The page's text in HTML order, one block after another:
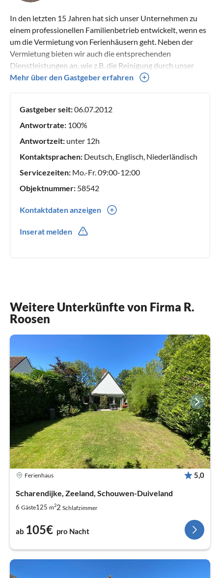
In den letzten 15 Jahren hat sich unser Unternehmen zu
einem professionellen Familienbetrieb entwickelt, wenn es
um die Vermietung von Ferienhäusern geht. Neben der
Vermietung bieten wir auch die entsprechenden
Dienstleistungen an, wie z.B. die Reinigung durch unser
eigenes Personal und wir sind immer in Bereitschaft, wenn
Gäste bei uns wohlfühlen!
Mehr über den Gastgeber erfahren
Gastgeber seit:06.07.2012
Antwortrate: 100%
Antwortzeit: unter 12h
Kontaktsprachen: Deutsch, Englisch, Niederländisch
Servicezeiten: Mo.-Fr. 09:00-12:00
Objektnummer: 58542
Kontaktdaten anzeigen
Inserat melden
Weitere Unterkünfte von Firma R.
Roosen
Ferienhaus 5,0
Scharendijke, Zeeland, Schouwen-Duiveland
6 Gäste125 m22 Schlafzimmer
ab 105€ pro Nacht